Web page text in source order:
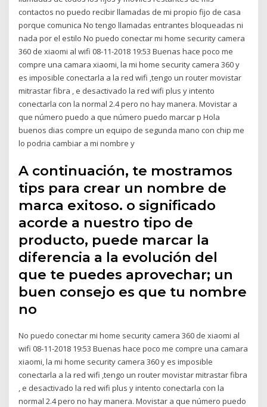
contactos no puedo recibir llamadas de mi propio fijo de casa
porque comunica No tengo llamadas entrantes bloqueadas ni
nada por el estilo No puedo conectar mi home security camera
360 de xiaomi al wifi ‎08-11-2018 19:53 Buenas hace poco me
compre una camara xiaomi, la mi home security camera 360 y
es imposible conectarla a la red wifi ,tengo un router movistar
mitrastar fibra , e desactivado la red wifi plus y intento
conectarla con la normal 2.4 pero no hay manera. Movistar a
que número puedo a que número puedo marcar p Hola
buenos dias compre un equipo de segunda mano con chip me
lo podria cambiar a mi nombre y
A continuación, te mostramos
tips para crear un nombre de
marca exitoso. o significado
acorde a nuestro tipo de
producto, puede marcar la
diferencia a la evolución del
que te puedes aprovechar; un
buen consejo es que tu nombre
no
No puedo conectar mi home security camera 360 de xiaomi al
wifi ‎08-11-2018 19:53 Buenas hace poco me compre una camara
xiaomi, la mi home security camera 360 y es imposible
conectarla a la red wifi ,tengo un router movistar mitrastar fibra
, e desactivado la red wifi plus y intento conectarla con la
normal 2.4 pero no hay manera. Movistar a que número puedo